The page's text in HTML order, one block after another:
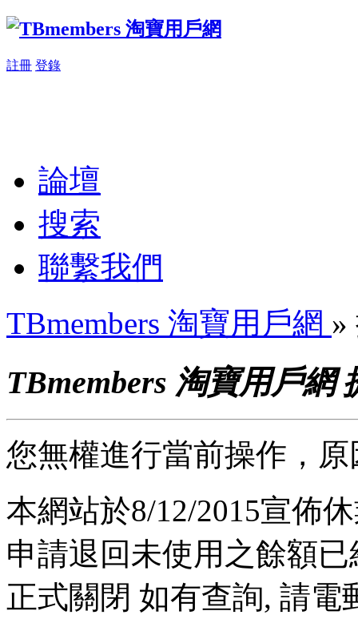
註冊 登錄
論壇
搜索
聯繫我們
TBmembers 淘寶用戶網 »
TBmembers 淘寶用戶網
您無權進行當前操作，
本網站於8/12/2015宣佈
申請退回未使用之餘額
正式關閉 如有查詢, 請電